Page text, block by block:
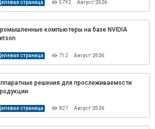
страница 5792 Август’2026
страница 712 Август’2026
компьютеры на базе NVIDIA
страница 827 Август’2026
решения для прослеживаемости